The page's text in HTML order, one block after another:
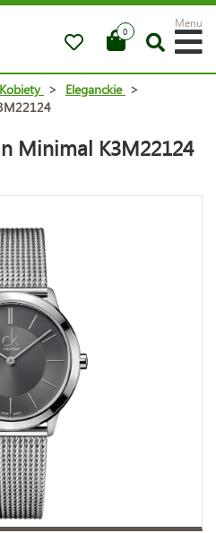
0
Menu
Kobiety > Eleganckie >
Minimal K3M22124